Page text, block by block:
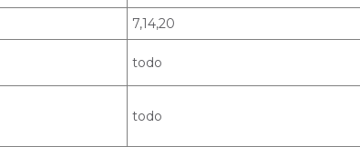
7,14,20
todo
todo